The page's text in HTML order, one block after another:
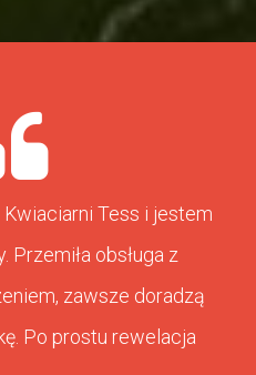
Tess i jestem
Przemiła obsługa z
zawsze doradzą
Po prostu rewelacja